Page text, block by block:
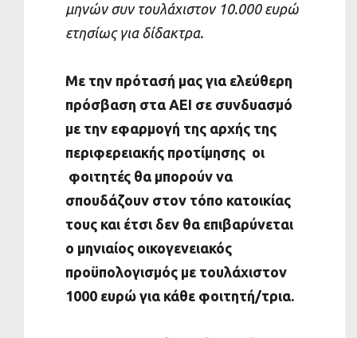
μηνών συν τουλάχιστον 10.000 ευρώ
ετησίως για δίδακτρα.
Με την πρότασή μας για ελεύθερη
πρόσβαση στα ΑΕΙ σε συνδυασμό
με την εφαρμογή της αρχής της
περιφερειακής προτίμησης οι
φοιτητές θα μπορούν να
σπουδάζουν στον τόπο κατοικίας
τους και έτσι δεν θα επιβαρύνεται
ο μηνιαίος οικογενειακός
προϋπολογισμός με τουλάχιστον
1000 ευρώ για κάθε φοιτητή/τρια.